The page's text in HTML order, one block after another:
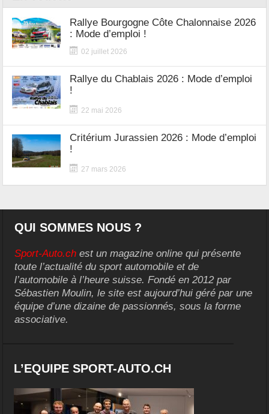
Rallye Bourgogne Côte Chalonnaise 2026
: Mode d’emploi !
02 juillet 2026
Rallye du Chablais 2026 : Mode d’emploi
!
22 mai 2026
Critérium Jurassien 2026 : Mode d’emploi
!
27 mars 2026
QUI SOMMES NOUS ?
Sport-Auto.ch est un magazine online qui présente
toute l’actualité du sport automobile et de
l’automobile à l’heure suisse. Fondé en 2012 par
Sébastien Moulin, le site est aujourd’hui géré par une
équipe d’une dizaine de passionnés, sous la forme
associative.
L’EQUIPE SPORT-AUTO.CH